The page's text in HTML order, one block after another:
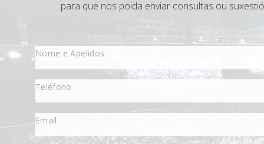
para que nos poida enviar consultas ou